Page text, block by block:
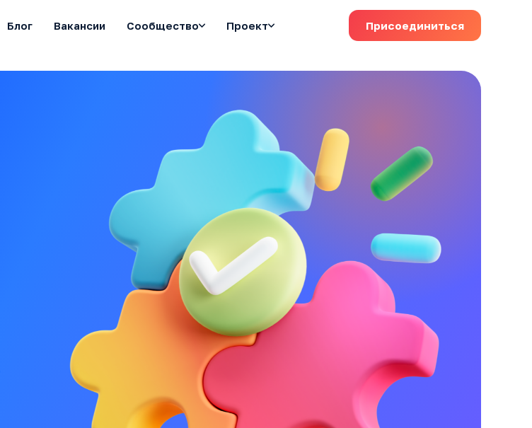
Блог Вакансии Сообщество Проект Присоединиться